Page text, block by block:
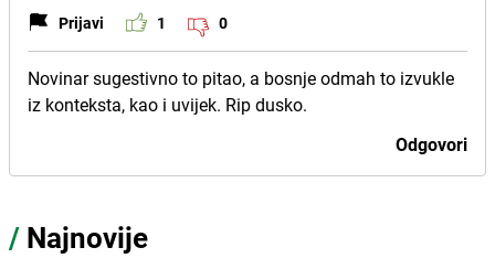
Prijavi 1 0
Novinar sugestivno to pitao, a bosnje odmah to izvukle
iz konteksta, kao i uvijek. Rip dusko.
Odgovori
/ Najnovije